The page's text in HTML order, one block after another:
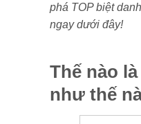
phá TOP biệt
ngay dưới đây!
Thế nào
như thế